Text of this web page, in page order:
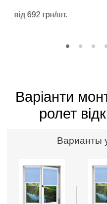
вiд 692 грн/шт.
Варіанти
ролет
Варианты